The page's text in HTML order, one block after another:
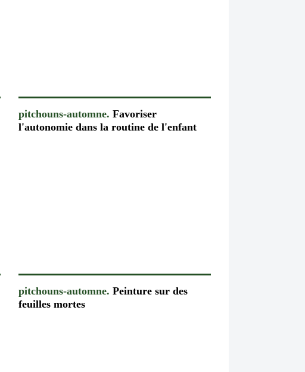
pitchouns-automne. Favoriser
l'autonomie dans la routine de l'enfant
pitchouns-automne. Peinture sur des
feuilles mortes